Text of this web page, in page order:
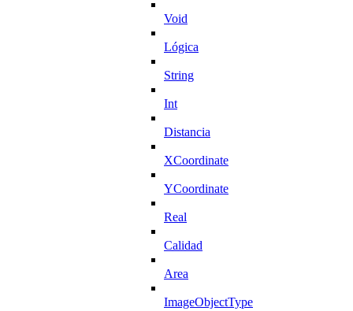
Void
Lógica
String
Int
Distancia
XCoordinate
YCoordinate
Real
Calidad
Area
ImageObjectType